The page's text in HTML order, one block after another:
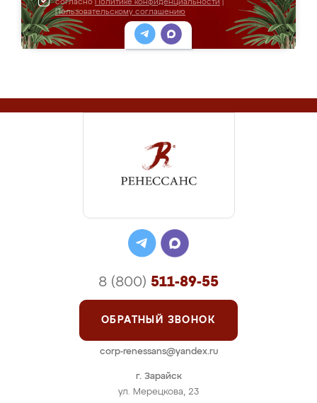
согласно Политике конфиденциальности
Пользовательскому соглашению
г. Зарайск
ул. Мерецкова, 23
8 (800) 511-89-55
ОБРАТНЫЙ ЗВОНОК
corp-renessans@yandex.ru